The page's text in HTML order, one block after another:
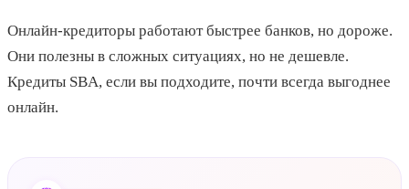
Онлайн-кредиторы работают быстрее банков, но дороже.
Они полезны в сложных ситуациях, но не дешевле.
Кредиты SBA, если вы подходите, почти всегда выгоднее
онлайн.